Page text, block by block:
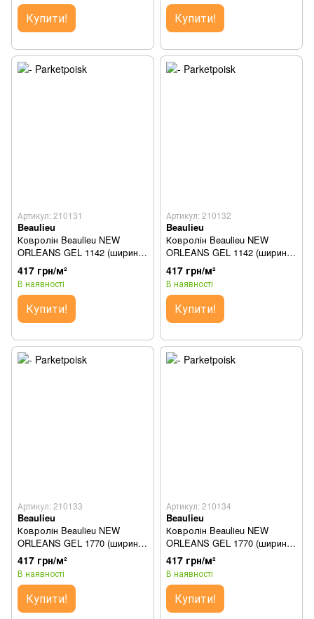
Купити! Купити!
Артикул: 210131
Beaulieu
Ковролін Beaulieu NEW
ORLEANS GEL 1142 (ширина
3м)
417 грн/м²
В наявності
Купити!
Артикул: 210132
Beaulieu
Ковролін Beaulieu NEW
ORLEANS GEL 1142 (ширина
4м)
417 грн/м²
В наявності
Купити!
Артикул: 210133
Beaulieu
Ковролін Beaulieu NEW
ORLEANS GEL 1770 (ширина
1м)
417 грн/м²
В наявності
Купити!
Артикул: 210134
Beaulieu
Ковролін Beaulieu NEW
ORLEANS GEL 1770 (ширина
2м)
417 грн/м²
В наявності
Купити!